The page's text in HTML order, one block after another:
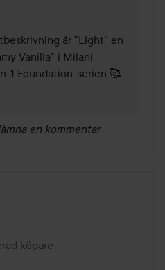
är "Light" en
Vanilla" i Milani
1 Foundation-serien 🥰
en kommentar
2 år
köpare